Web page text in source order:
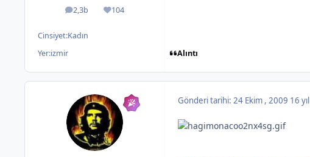
2,3b
ileti 104
İtibar
Cinsiyet:Kadın
Yer:izmir Alıntı
Gönderi tarihi: 24 Ekim , 2009 16 yıl